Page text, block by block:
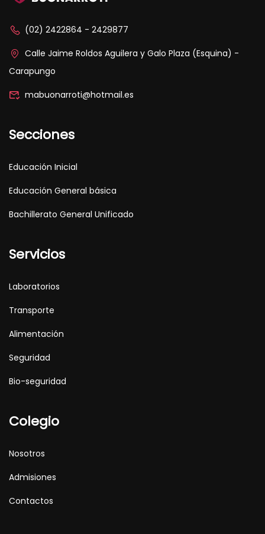
(02) 2422864 - 2429877
Calle Jaime Roldos Aguilera y Galo Plaza (Esquina) -
Carapungo
mabuonarroti@hotmail.es
Secciones
Educación Inicial
Educación General básica
Bachillerato General Unificado
Servicios
Laboratorios
Transporte
Alimentación
Seguridad
Bio-seguridad
Colegio
Nosotros
Admisiones
Contactos